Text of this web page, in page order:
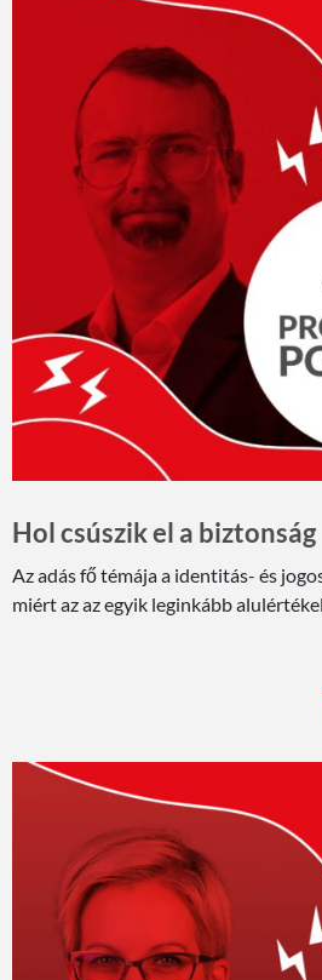
Hol csúszik el a biztonság
Az adás fő témája a identitás- és
miért az az egyik leginkább